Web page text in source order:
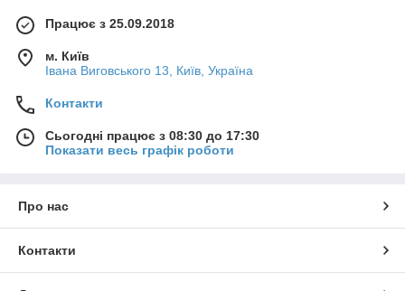
Працює з 25.09.2018
м. Київ
Івана Виговського 13, Київ, Україна
Контакти
Сьогодні працює з 08:30 до 17:30
Показати весь графік роботи
Про нас
Контакти